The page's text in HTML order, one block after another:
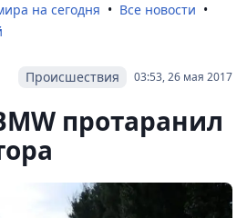
на сегодня
Все новости
03:53, 26 мая 2017
Происшествия
протаранил